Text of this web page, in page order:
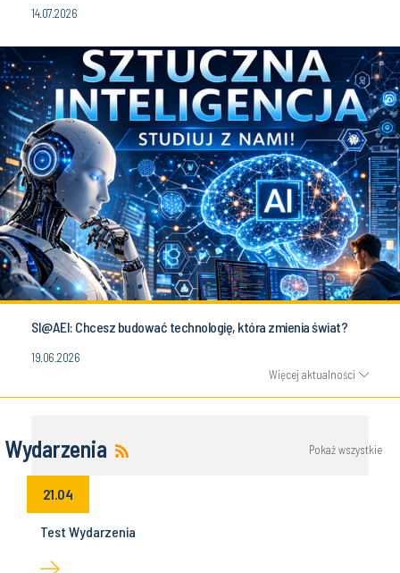
14.07.2026
SI@AEI: Chcesz budować technologię, która zmienia świat?
19.06.2026
Więcej aktualności
Wydarzenia Pokaż wszystkie
21.04
Test Wydarzenia